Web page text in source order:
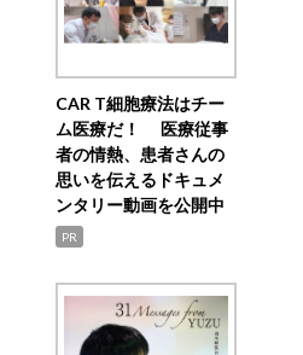
CAR T細胞療法はチー
ム医療だ！ 医療従事
者の情熱、患者さんの
思いを伝えるドキュメ
ンタリー動画を公開中
PR